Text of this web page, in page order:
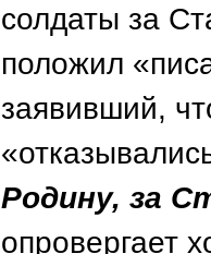
солдаты за
положил
заявивший,
Родину, за
опровергает